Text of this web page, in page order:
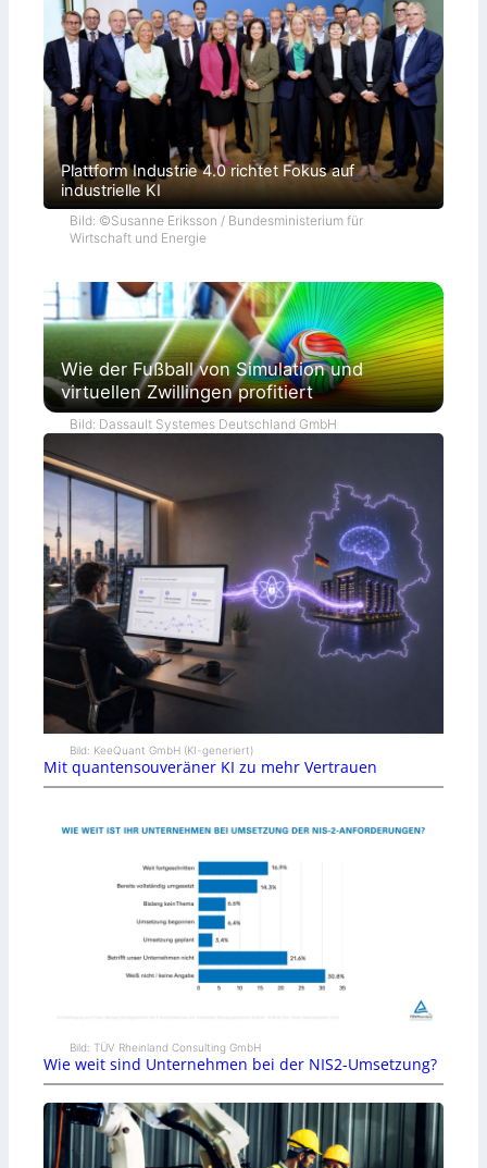
Plattform Industrie 4.0 richtet Fokus auf
industrielle KI
Bild: ©Susanne Eriksson / Bundesministerium für
Wirtschaft und Energie
Wie der Fußball von Simulation und
virtuellen Zwillingen profitiert
Bild: Dassault Systemes Deutschland GmbH
Bild: KeeQuant GmbH (KI-generiert)
Mit quantensouveräner KI zu mehr Vertrauen
Bild: TÜV Rheinland Consulting GmbH
Wie weit sind Unternehmen bei der NIS2-Umsetzung?